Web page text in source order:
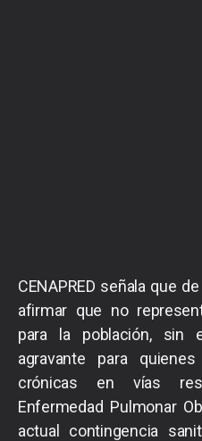
CENAPRED señala que
afirmar que no
para la población, sin
agravante para
crónicas en vías
Enfermedad Pulmonar
actual contingencia